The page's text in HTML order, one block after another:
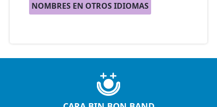
NOMBRES EN OTROS IDIOMAS